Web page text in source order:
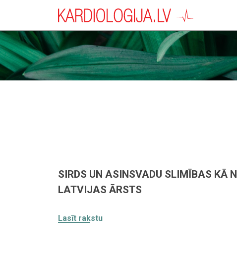
SIRDS UN ASINSVADU SLIMĪBAS KĀ
LATVIJAS ĀRSTS
Lasīt rakstu